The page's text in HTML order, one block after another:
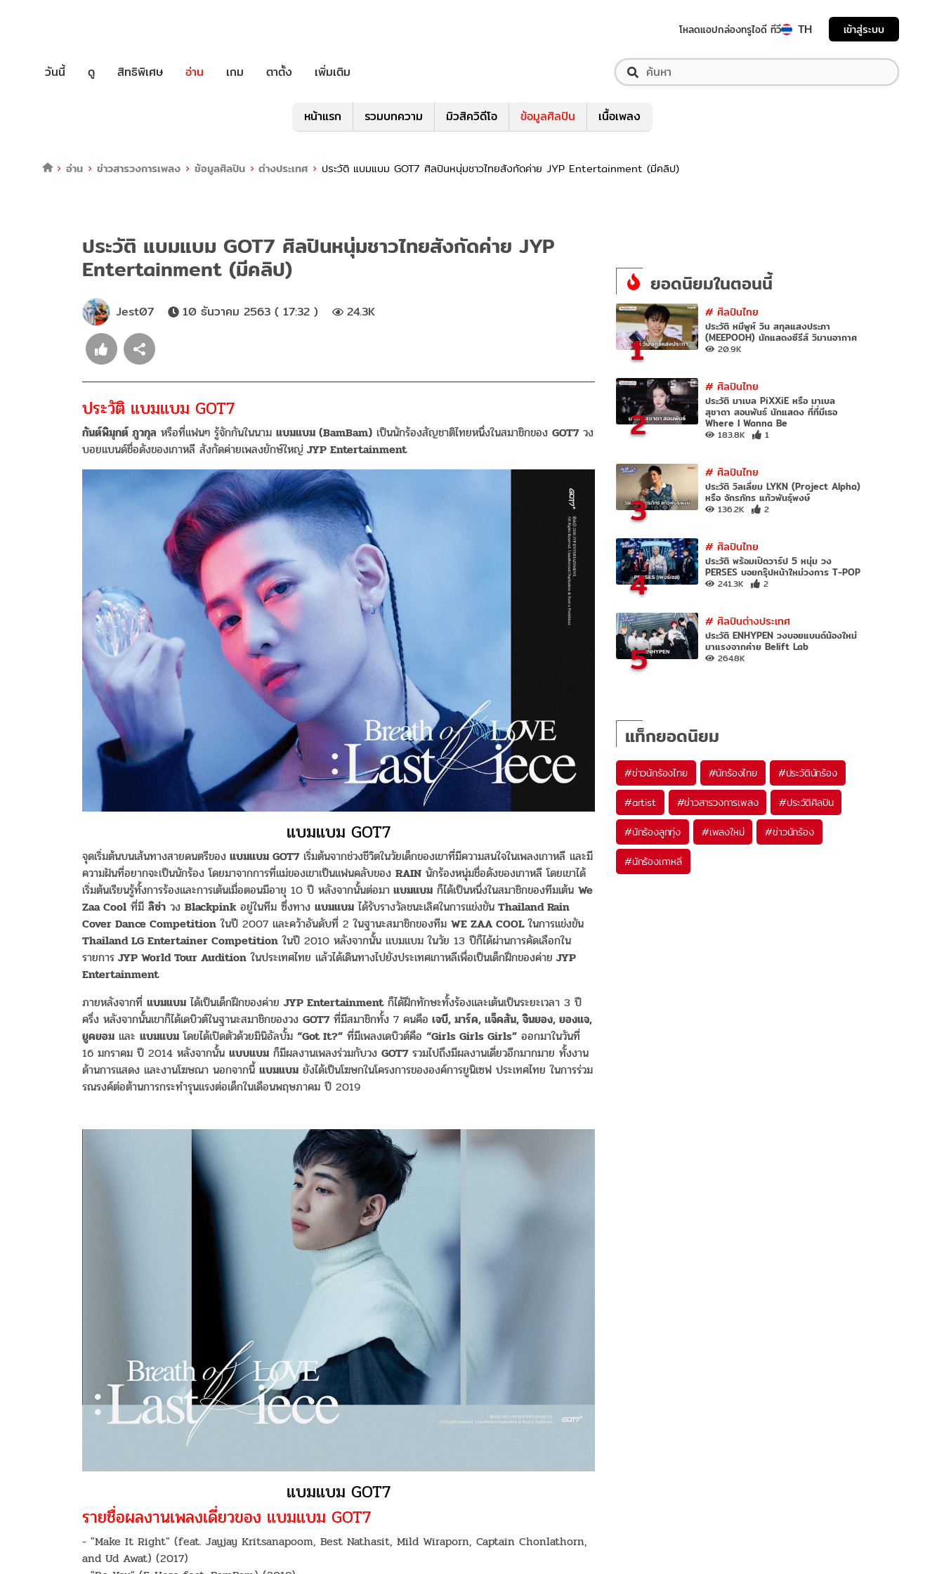
โหลดแอปกล่องทรูไอดี ทีวี TH เข้าสู่ระบบ
วันนี้ ดู สิทธิพิเศษ อ่าน เกม ตาตั้ง เพิ่มเติม
หน้าแรก รวมบทความ มิวสิควิดีโอ ข้อมูลศิลปิน เนื้อเพลง
อ่าน ข่าวสารวงการเพลง ข้อมูลศิลปิน ต่างประเทศ ประวัติ แบมแบม GOT7 ศิลปินหนุ่มชาวไทยสังกัดค่าย JYP Entertainment (มีคลิป)
ประวัติ แบมแบม GOT7 ศิลปินหนุ่มชาวไทยสังกัดค่าย JYP
Entertainment (มีคลิป)
Jest07 10 ธันวาคม 2563 ( 17:32 ) 24.3K
ประวัติ แบมแบม GOT7
กันต์พิมุกต์ ภูวกุล หรือที่แฟนๆ รู้จักกันในนาม แบมแบม (BamBam) เป็นนักร้องสัญชาติไทยหนึ่งในสมาชิกของ GOT7วง
บอยแบนด์ชื่อดังของเกาหลี สังกัดค่ายเพลงยักษ์ใหญ่ JYP Entertainment
แบมแบม GOT7
จุดเริ่มต้นบนเส้นทางสายดนตรีของ แบมแบม GOT7เริ่มต้นจากช่วงชีวิตในวัยเด็กของเขาที่มีความสนใจในเพลงเกาหลี และมี
ความฝันที่อยากจะเป็นนักร้อง โดยมาจากการที่แม่ของเขาเป็นแฟนคลับของ RAIN นักร้องหนุ่มชื่อดังของเกาหลี โดยเขาได้
เริ่มต้นเรียนรู้ทั้งการร้องและการเต้นเมื่อตอนมีอายุ 10 ปี หลังจากนั้นต่อมา แบมแบม ก็ได้เป็นหนึ่งในสมาชิกของทีมเต้น We
Zaa Cool ที่มี ลิซ่า วง Blackpinkอยู่ในทีม ซึ่งทาง แบมแบม ได้รับรางวัลชนะเลิศในการแข่งขัน Thailand Rain
Cover Dance Competition ในปี 2007 และคว้าอันดับที่ 2 ในฐานะสมาชิกของทีม WE ZAA COOLในการแข่งขัน
Thailand LG Entertainer Competition ในปี 2010 หลังจากนั้น แบมแบม ในวัย 13 ปีก็ได้ผ่านการคัดเลือกใน
รายการ JYP World Tour Audition ในประเทศไทย แล้วได้เดินทางไปยังประเทศเกาหลีเพื่อเป็นเด็กฝึกของค่าย JYP
Entertainment
ภายหลังจากที่ แบมแบม ได้เป็นเด็กฝึกของค่าย JYP Entertainmentก็ได้ฝึกทักษะทั้งร้องและเต้นเป็นระยะเวลา 3 ปี
ครึ่ง หลังจากนั้นเขาก็ได้เดบิวต์ในฐานะสมาชิกของวง GOT7ที่มีสมาชิกทั้ง 7 คนคือ เจบี, มาร์ค, แจ็คสัน, จินยอง, ยองแจ,
ยูคยอม และ แบมแบม โดยได้เปิดตัวด้วยมินิอัลบั้ม “Got It?” ที่มีเพลงเดบิวต์คือ “Girls Girls Girls” ออกมาในวันที่
16 มกราคม ปี 2014 หลังจากนั้น แบบแบม ก็มีผลงานเพลงร่วมกับวง GOT7รวมไปถึงมีผลงานเดี่ยวอีกมากมาย ทั้งงาน
ด้านการแสดง และงานโฆษณา นอกจากนี้ แบมแบม ยังได้เป็นโฆษกในโครงการขององค์การยูนิเซฟ ประเทศไทย ในการร่วม
รณรงค์ต่อต้านการกระทำรุนแรงต่อเด็กในเดือนพฤษภาคม ปี 2019
แบมแบม GOT7
รายชื่อผลงานเพลงเดี่ยวของ แบมแบม GOT7
- "Make It Right" (feat. Jayjay Kritsanapoom, Best Nathasit, Mild Wiraporn, Captain Chonlathorn,
and Ud Awat) (2017)
ยอดนิยมในตอนนี้
1
# ศิลปินไทย
ประวัติ หมีพูห์ วิน สกุลแสงประภา
(MEEPOOH) นักแสดงซีรีส์ วิมานอากาศ
20.9K
2
# ศิลปินไทย
ประวัติ มาเบล PiXXiE หรือ มาเบล
สุชาดา สอนพันธ์ นักแสดง ที่ที่มีเธอ
Where I Wanna Be
183.8K 1
3
# ศิลปินไทย
ประวัติ วิลเลี่ยม LYKN (Project Alpha)
หรือ จักรภัทร แก้วพันธุ์พงษ์
136.2K 2
4
# ศิลปินไทย
ประวัติ พร้อมเปิดวาร์ป 5 หนุ่ม วง
PERSES บอยกรุ๊ปหน้าใหม่วงการ T-POP
241.3K 2
5
# ศิลปินต่างประเทศ
ประวัติ ENHYPEN วงบอยแบนด์น้องใหม่
มาแรงจากค่าย Belift Lab
264.8K
แท็กยอดนิยม
#ข่าวนักร้องไทย #นักร้องไทย #ประวัตินักร้อง
#artist #ข่าวสารวงการเพลง #ประวัติศิลปิน
#นักร้องลูกทุ่ง #เพลงใหม่ #ข่าวนักร้อง
#นักร้องเกาหลี